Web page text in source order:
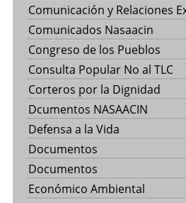
Comunicación y Relaciones
Comunicados Nasaacin
Congreso de los Pueblos
Consulta Popular No al TLC
Corteros por la Dignidad
Dcumentos NASAACIN
Defensa a la Vida
Documentos
Documentos
Económico Ambiental